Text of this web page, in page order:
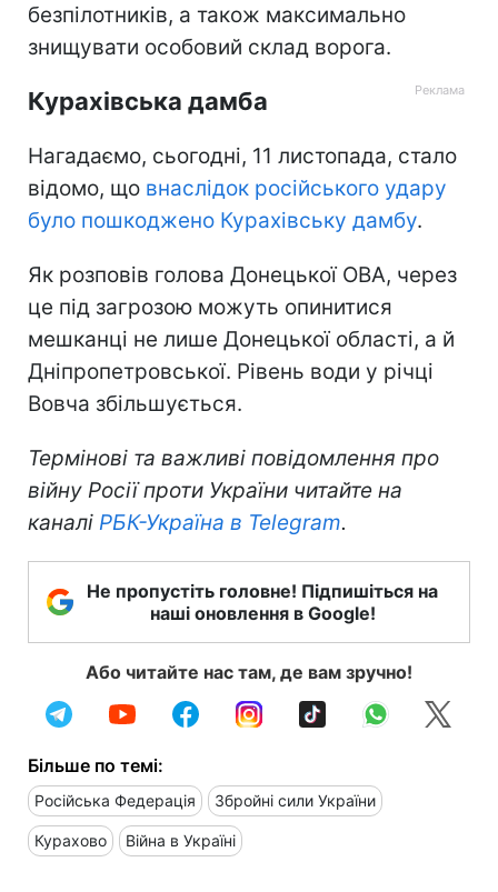
безпілотників, а також максимально
знищувати особовий склад ворога.
Курахівська дамба
Нагадаємо, сьогодні, 11 листопада, стало
відомо, що внаслідок російського удару
було пошкоджено Курахівську дамбу.
Як розповів голова Донецької ОВА, через
це під загрозою можуть опинитися
мешканці не лише Донецької області, а й
Дніпропетровської. Рівень води у річці
Вовча збільшується.
Термінові та важливі повідомлення про
війну Росії проти України читайте на
каналі РБК-Україна в Telegram.
Не пропустіть головне! Підпишіться на
наші оновлення в Google!
Або читайте нас там, де вам зручно!
Більше по темі:
Російська Федерація Збройні сили України
Курахово Війна в Україні